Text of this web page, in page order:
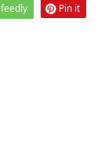
feedly Pin it